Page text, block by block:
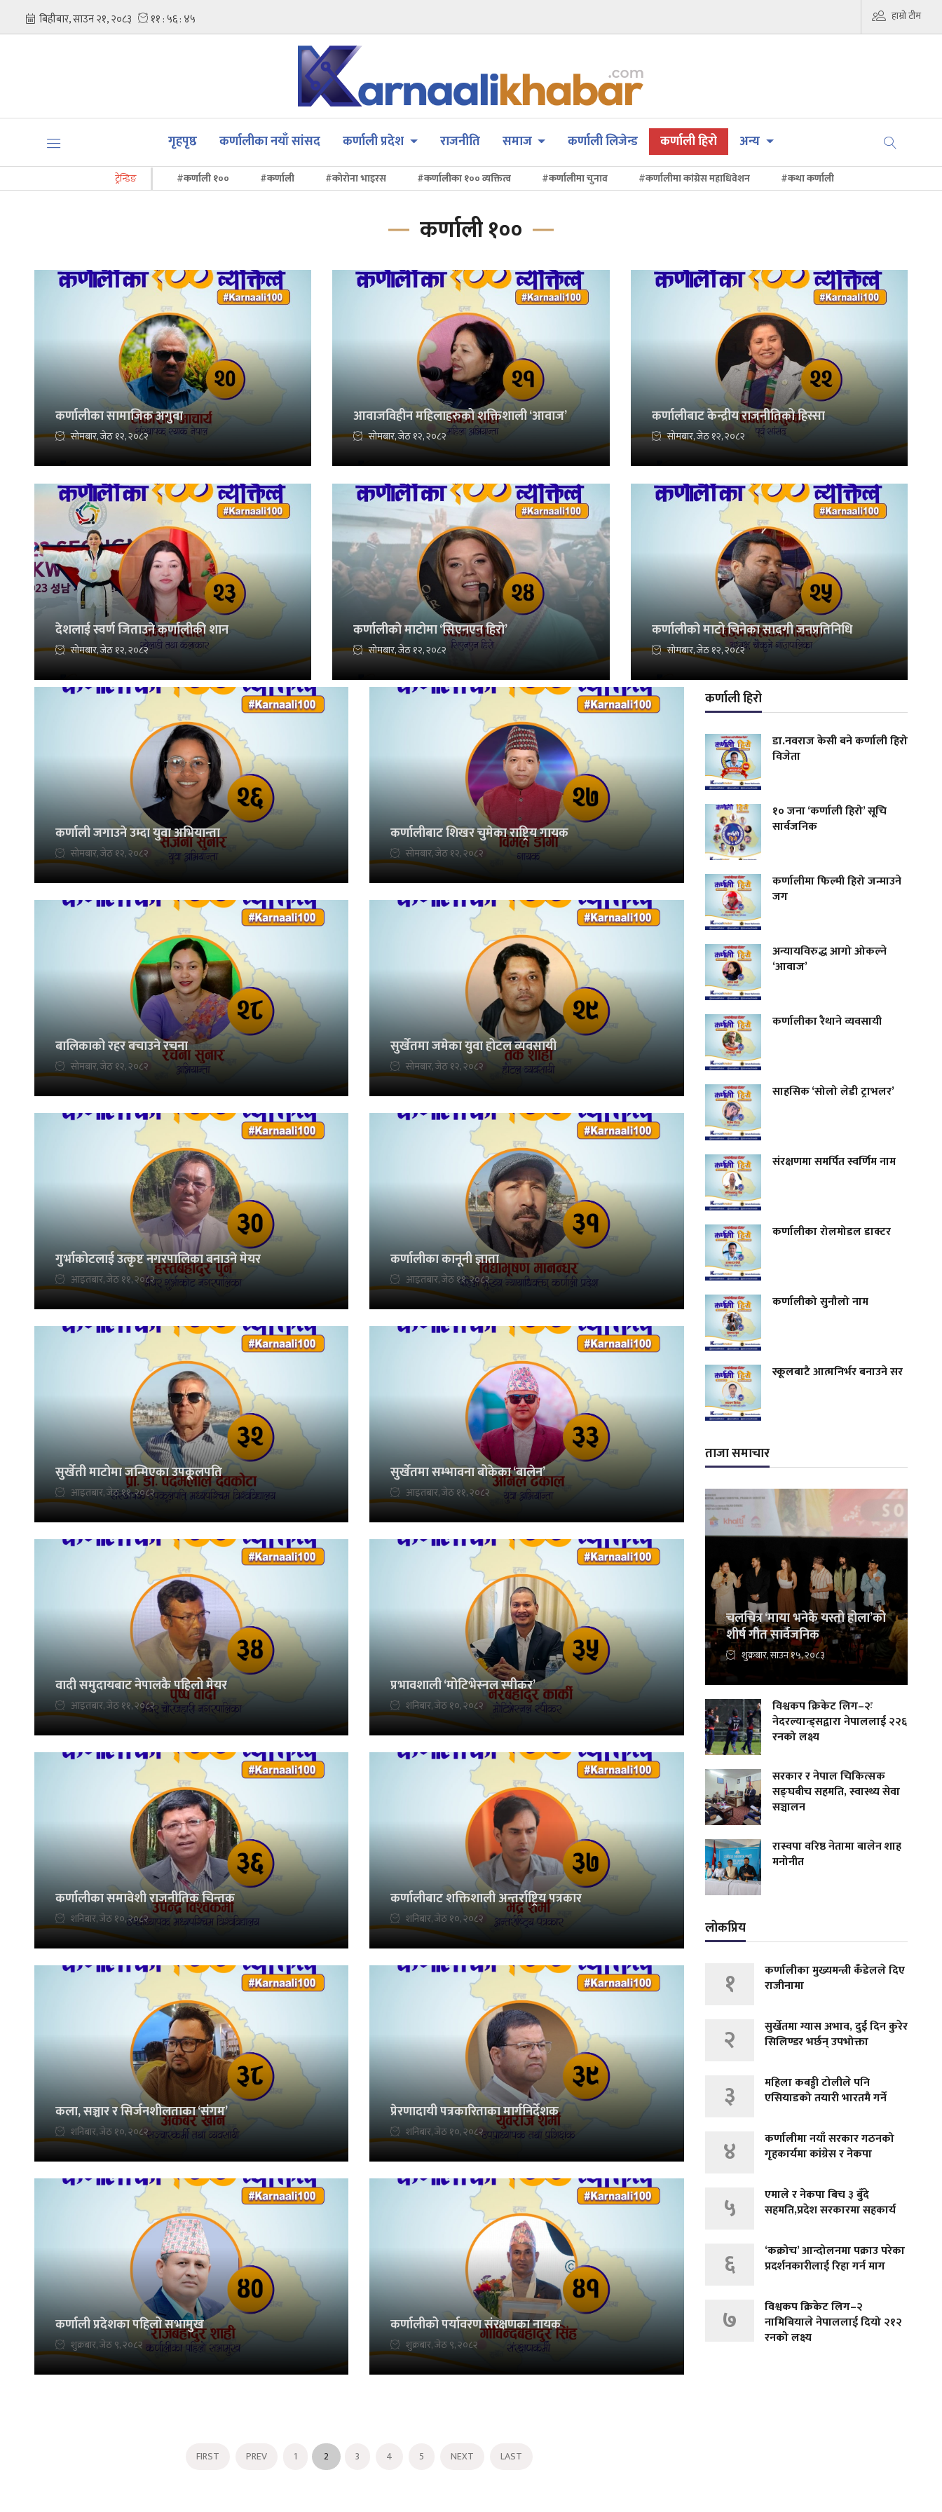
हाम्रो टीम
गृहपृष्ठ कर्णालीका नयाँ सांसद कर्णाली प्रदेश राजनीति समाज कर्णाली लिजेन्ड कर्णाली हिरो अन्य
ट्रेन्डिङ #कर्णाली १०० #कर्णाली #कोरोना भाइरस #कर्णालीका १०० व्यक्तित्व #कर्णालीमा चुनाव #कर्णालीमा कांग्रेस महाधिवेशन #कथा कर्णाली
कर्णाली १००
कर्णालीका सामाजिक अगुवा
सोमबार, जेठ १२, २०८२
आवाजविहीन महिलाहरुको शक्तिशाली ‘आवाज’
सोमबार, जेठ १२, २०८२
कर्णालीबाट केन्द्रीय राजनीतिको हिस्सा
सोमबार, जेठ १२, २०८२
देशलाई स्वर्ण जिताउने कर्णालीकी शान
सोमबार, जेठ १२, २०८२
कर्णालीको माटोमा ‘सिएनएन हिरो’
सोमबार, जेठ १२, २०८२
कर्णालीको माटो चिनेका सादगी जनप्रतिनिधि
सोमबार, जेठ १२, २०८२
कर्णाली जगाउने उम्दा युवा अभियान्ता
सोमबार, जेठ १२, २०८२
कर्णालीबाट शिखर चुमेका राष्ट्रिय गायक
सोमबार, जेठ १२, २०८२
बालिकाको रहर बचाउने रचना
सोमबार, जेठ १२, २०८२
सुर्खेतमा जमेका युवा होटल व्यवसायी
सोमबार, जेठ १२, २०८२
गुर्भाकोटलाई उत्कृष्ट नगरपालिका बनाउने मेयर
आइतबार, जेठ ११, २०८२
कर्णालीका कानूनी ज्ञाता
आइतबार, जेठ ११, २०८२
सुर्खेती माटोमा जन्मिएका उपकूलपति
आइतबार, जेठ ११, २०८२
सुर्खेतमा सम्भावना बोकेका ‘बालेन’
आइतबार, जेठ ११, २०८२
वादी समुदायबाट नेपालकै पहिलो मेयर
आइतबार, जेठ ११, २०८२
प्रभावशाली ‘मोटिभेस्नल स्पीकर’
शनिबार, जेठ १०, २०८२
कर्णालीका समावेशी राजनीतिक चिन्तक
शनिबार, जेठ १०, २०८२
कर्णालीबाट शक्तिशाली अन्तर्राष्ट्रिय पत्रकार
शनिबार, जेठ १०, २०८२
कला, सञ्चार र सिर्जनशीलताका ‘संगम’
शनिबार, जेठ १०, २०८२
प्रेरणादायी पत्रकारिताका मार्गनिर्देशक
शनिबार, जेठ १०, २०८२
कर्णाली प्रदेशका पहिलो सभामुख
शुक्रबार, जेठ ९, २०८२
कर्णालीको पर्यावरण संरक्षणका नायक
शुक्रबार, जेठ ९, २०८२
FIRST PREV 1 2 3 4 5 NEXT LAST
कर्णाली हिरो
डा.नवराज केसी बने कर्णाली हिरो
विजेता
१० जना ‘कर्णाली हिरो’ सूचि
सार्वजनिक
कर्णालीमा फिल्मी हिरो जन्माउने
जग
अन्यायविरुद्ध आगो ओकल्ने
‘आवाज’
कर्णालीका रैथाने व्यवसायी
साहसिक ‘सोलो लेडी ट्राभलर’
संरक्षणमा समर्पित स्वर्णिम नाम
कर्णालीका रोलमोडल डाक्टर
कर्णालीको सुनौलो नाम
स्कूलबाटै आत्मनिर्भर बनाउने सर
ताजा समाचार
चलचित्र ‘माया भनेकै यस्तो होला’को
शीर्ष गीत सार्वजनिक
शुक्रबार, साउन १५, २०८३
विश्वकप क्रिकेट लिग–२ः
नेदरल्यान्ड्सद्वारा नेपाललाई २२६
रनको लक्ष्य
सरकार र नेपाल चिकित्सक
सङ्घबीच सहमति, स्वास्थ्य सेवा
सञ्चालन
रास्वपा वरिष्ठ नेतामा बालेन शाह
मनोनीत
लोकप्रिय
१
कर्णालीका मुख्यमन्त्री कँडेलले दिए
राजीनामा
२
सुर्खेतमा ग्यास अभाव, दुई दिन कुरेर
सिलिण्डर भर्छन् उपभोक्ता
३
महिला कबड्डी टोलीले पनि
एसियाडको तयारी भारतमै गर्ने
४
कर्णालीमा नयाँ सरकार गठनको
गृहकार्यमा कांग्रेस र नेकपा
५
एमाले र नेकपा बिच ३ बुँदे
सहमति,प्रदेश सरकारमा सहकार्य
६
‘कक्रोच’ आन्दोलनमा पक्राउ परेका
प्रदर्शनकारीलाई रिहा गर्न माग
७
विश्वकप क्रिकेट लिग–२
नामिबियाले नेपाललाई दियो २१२
रनको लक्ष्य